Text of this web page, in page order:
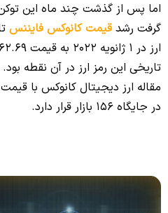
اما پس از گذشت چند ماه این
گرفت رشد قیمت کانوکس فایننس
تاریخی این رمز ارز در آن نقطه
در جایگاه 156 بازار قرار دارد.